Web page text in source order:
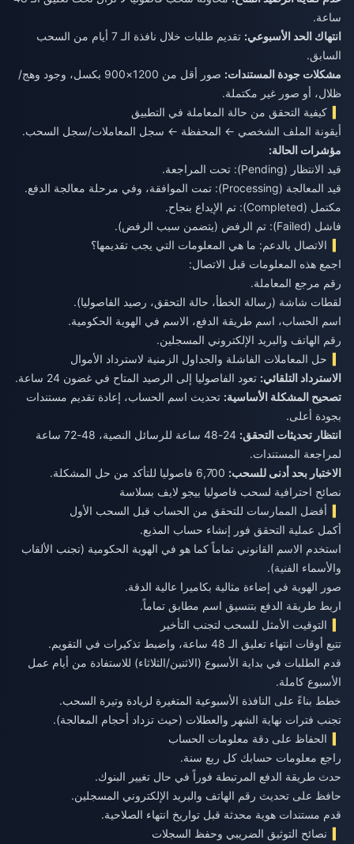
ساعة.
انتهاك الحد الأسبوعي:
تقديم طلبات خلال نافذة الـ 7 أيام من السحب
السابق.
مشكلات جودة المستندات:
صور أقل من 1200×900 بكسل، وجود وهج/
ظلال، أو صور غير مكتملة.
كيفية التحقق من حالة المعاملة في التطبيق
أيقونة الملف الشخصي ← المحفظة ← سجل المعاملات/سجل السحب.
مؤشرات الحالة:
قيد الانتظار (Pending): تحت المراجعة.
قيد المعالجة (Processing): تمت الموافقة، وفي مرحلة معالجة الدفع.
مكتمل (Completed): تم الإيداع بنجاح.
فاشل (Failed): تم الرفض (يتضمن سبب الرفض).
الاتصال بالدعم: ما هي المعلومات التي يجب تقديمها؟
اجمع هذه المعلومات قبل الاتصال:
رقم مرجع المعاملة.
لقطات شاشة (رسالة الخطأ، حالة التحقق، رصيد الفاصوليا).
اسم الحساب، اسم طريقة الدفع، الاسم في الهوية الحكومية.
رقم الهاتف والبريد الإلكتروني المسجلين.
حل المعاملات الفاشلة والجداول الزمنية لاسترداد الأموال
الاسترداد التلقائي: تعود الفاصوليا إلى الرصيد المتاح في غضون 24 ساعة.
تصحيح المشكلة الأساسية: تحديث اسم الحساب، إعادة تقديم مستندات
بجودة أعلى.
انتظار تحديثات التحقق:
24-48 ساعة للرسائل النصية، 48-72 ساعة
لمراجعة المستندات.
الاختبار بحد أدنى للسحب:
نصائح احترافية لسحب فاصوليا بيجو لايف بسلاسة
أفضل الممارسات للتحقق من الحساب قبل السحب الأول
أكمل عملية التحقق فور إنشاء حساب المذيع.
استخدم الاسم القانوني تماماً كما هو في الهوية الحكومية (تجنب الألقاب
والأسماء الفنية).
صور الهوية في إضاءة مثالية بكاميرا عالية الدقة.
اربط طريقة الدفع بتنسيق اسم مطابق تماماً.
التوقيت الأمثل للسحب لتجنب التأخير
تتبع أوقات انتهاء تعليق الـ 48 ساعة، واضبط تذكيرات في التقويم.
قدم الطلبات في بداية الأسبوع (الاثنين/الثلاثاء) للاستفادة من أيام عمل
الأسبوع كاملة.
خطط بناءً على النافذة الأسبوعية المتغيرة لزيادة وتيرة السحب.
تجنب فترات نهاية الشهر والعطلات (حيث تزداد أحجام المعالجة).
الحفاظ على دقة معلومات الحساب
راجع معلومات حسابك كل ربع سنة.
حدث طريقة الدفع المرتبطة فوراً في حال تغيير البنوك.
حافظ على تحديث رقم الهاتف والبريد الإلكتروني المسجلين.
قدم مستندات هوية محدثة قبل تواريخ انتهاء الصلاحية.
نصائح التوثيق الضريبي وحفظ السجلات